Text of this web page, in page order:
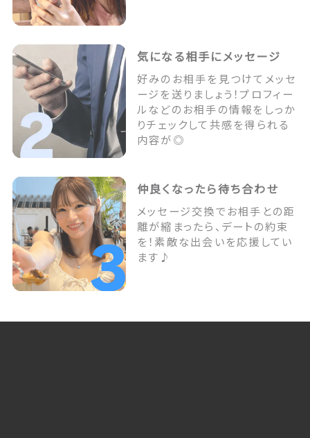
気になる相手にメッセージ
好みのお相手を見つけてメッセ
ージを送りましょう！プロフィー
ルなどのお相手の情報をしっか
りチェックして共感を得られる
内容が◎
仲良くなったら待ち合わせ
メッセージ交換でお相手との距
離が縮まったら、デートの約束
を！素敵な出会いを応援してい
ます♪